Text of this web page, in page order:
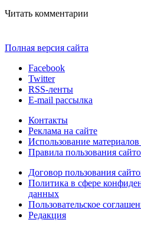
Читать комментарии
Полная версия сайта
Facebook
Twitter
RSS-ленты
E-mail рассылка
Контакты
Реклама на сайте
Использование
Правила пользования
Договор пользования
Политика в сфере
данных
Пользовательское
Редакция